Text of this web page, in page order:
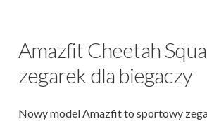
Amazfit Cheetah
zegarek dla biegaczy
Nowy model Amazfit to sportowy